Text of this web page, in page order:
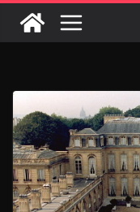
destinada a
en una
marroquí-